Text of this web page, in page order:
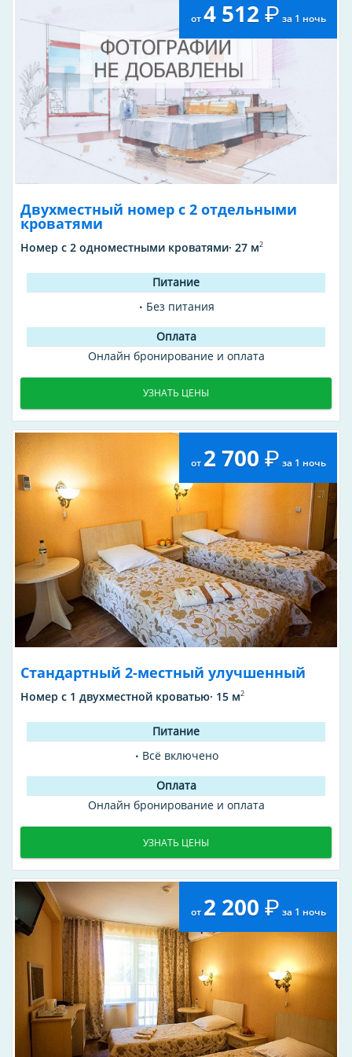
Год основания
2010
от4 512 за 1 ночь
Двухместный номер с 2 отдельными
кроватями
Номер с 2 одноместными кроватями· 27 м2
Без питания
Онлайн бронирование и оплата
УЗНАТЬ ЦЕНЫ
от 2 700 за 1 ночь
Стандартный 2-местный улучшенный
Номер с 1 двухместной кроватью· 15 м2
Всё включено
Онлайн бронирование и оплата
УЗНАТЬ ЦЕНЫ
от 2 200 за 1 ночь